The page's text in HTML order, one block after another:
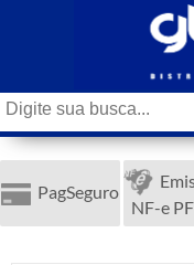
PagSeguro
NF-e